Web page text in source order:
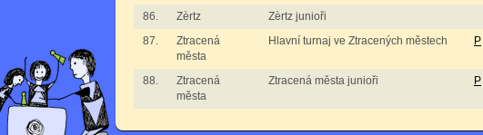
86.
Zèrtz Zèrtz junioři
87.
Ztracená
města
Hlavní turnaj ve Ztracených městech P
88.
Ztracená
města
Ztracená města junioři P